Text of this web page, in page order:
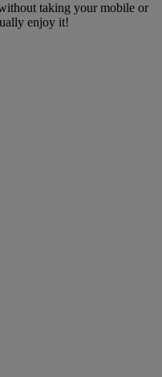
taking your mobile or
enjoy it!